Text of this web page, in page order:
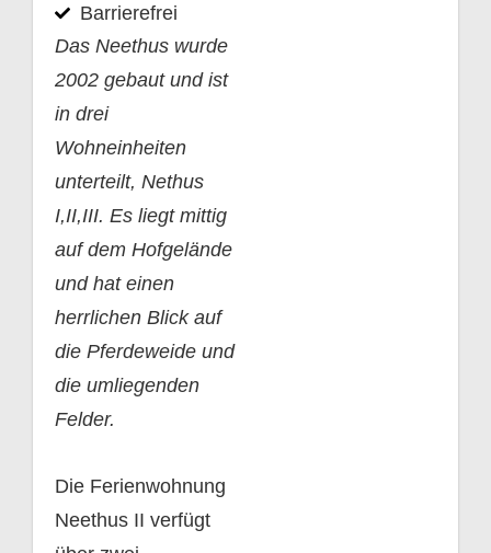
Barrierefrei
Das Neethus wurde
2002 gebaut und ist
in drei
Wohneinheiten
unterteilt, Nethus
I,II,III. Es liegt mittig
auf dem Hofgelände
und hat einen
herrlichen Blick auf
die Pferdeweide und
die umliegenden
Felder.
Die Ferienwohnung
Neethus II verfügt